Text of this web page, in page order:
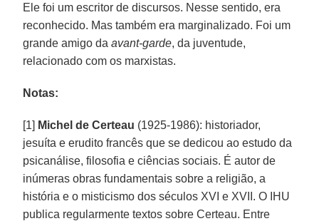
Ele foi um escritor de discursos. Nesse sentido, era
reconhecido. Mas também era marginalizado. Foi um
grande amigo daavant-garde, da juventude,
relacionado com os marxistas.
Notas:
[1] Michel de Certeau (1925-1986): historiador,
jesuíta e erudito francês que se dedicou ao estudo da
psicanálise, filosofia e ciências sociais. É autor de
inúmeras obras fundamentais sobre a religião, a
história e o misticismo dos séculos XVI e XVII. O IHU
publica regularmente textos sobre Certeau. Entre